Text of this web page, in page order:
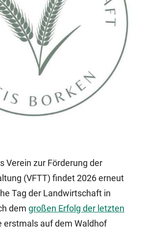
Verein zur Förderung der
(VFTT) findet 2026 erneut
Tag der Landwirtschaft in
dem großen Erfolg der letzten
erstmals auf dem Waldhof